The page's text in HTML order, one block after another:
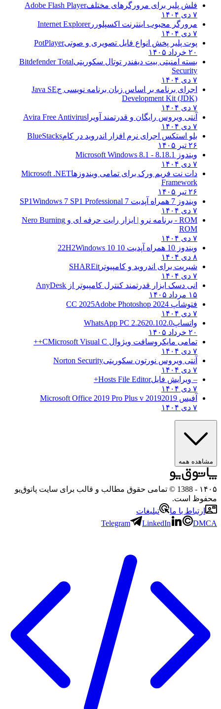
فلش پلیر برای مرورگرهای مختلفAdobe Flash Player
۷ دی ۱۴۰۴
مرورگر محبوب اینترنت اکسپلوررInternet Explorer
۷ دی ۱۴۰۴
پوت پلیر پخش انواع فایل تصویری و صوتیPotPlayer
۲۰ خرداد ۱۴۰۵
بسته امنیتی بیت دیفندر توتال سکوریتیBitdefender Total
Security
۷ دی ۱۴۰۴
اجرای برنامه بر اساس زبان برنامه نویسی جJava SE
Development Kit (JDK)
۷ دی ۱۴۰۴
آنتی ویروس رایگان و قدرتمند آویرا Avira Free Antivirus
۷ دی ۱۴۰۴
بلو استکس اجرای نرم افزار اندروید در کامBlueStacks
۲۶ تیر ۱۴۰۵
ویندوز 8.1
8.1 - Microsoft Windows 8.1
۷ دی ۱۴۰۴
دات نت فریم ورک برای تمامی ویندوزهاMicrosoft .NET
Framework
۲۶ تیر ۱۴۰۵
ویندوز 7 همراه آپدیت 7 SP1
Windows 7 SP1 Professional
۷ دی ۱۴۰۴
ROM - برنامه نرو | ابزار رایت حرفه ای و
Nero Burning
ROM
۷ دی ۱۴۰۴
ویندوز 10 همراه آپدیت 10 22H2
Windows 10
۸ دی ۱۴۰۴
شیریت برای اندروید و کامپیوتر SHAREit
۷ دی ۱۴۰۴
انی دسک ابزار قدرتمند کنترل کامپیوتر از AnyDesk
۱۵ مرداد ۱۴۰۵
فتوشاپ CC 2025 Adobe Photoshop 2024
۷ دی ۱۴۰۴
واتساپWhatsApp PC 2.2620.102.0
۲۰ خرداد ۱۴۰۵
تمامی مایکروسافت ویژوال C Microsoft Visual C++
۷ دی ۱۴۰۴
آنتی ویروس نورتون سکوریتیNorton Security
۷ دی ۱۴۰۴
– ویرایش فایلHosts File Editor+
۷ دی ۱۴۰۴
آفیس 2019 2019 Microsoft Office 2019 Pro Plus v
۷ دی ۱۴۰۴
مشاهده همه
۱۴۰۵
- 1388 © تمامی حقوق مطالب و قالب برای سایت پاتوق‌یو
محفوظ است.
ارتباط با ما
تبلیغات
Telegram
LinkedIn DMCA